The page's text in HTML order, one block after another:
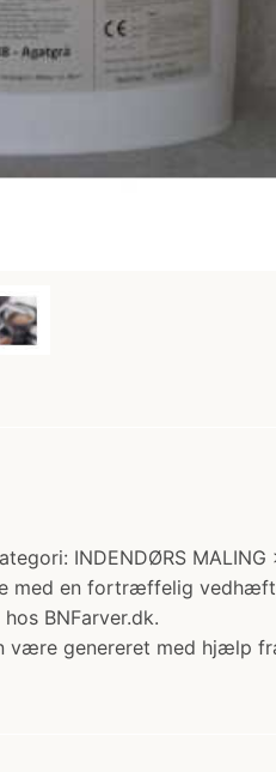
INDENDØRS
med en fortræffelig
BNFarver.dk.
være genereret med hjælp